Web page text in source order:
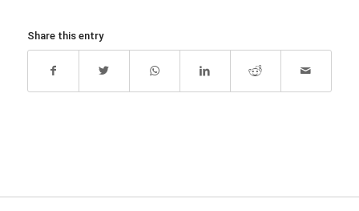
Share this entry